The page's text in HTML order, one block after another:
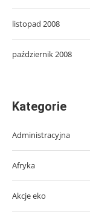
listopad 2008
październik 2008
Kategorie
Administracyjna
Afryka
Akcje eko